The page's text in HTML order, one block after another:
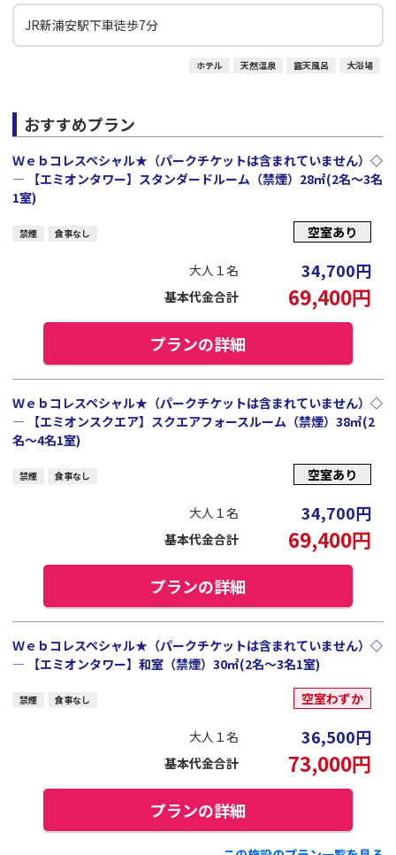
JR新浦安駅下車徒歩7分
ホテル 天然温泉 露天風呂 大浴場
おすすめプラン
Ｗｅｂコレスペシャル★（パークチケットは含まれていません）◇
― 【エミオンタワー】スタンダードルーム（禁煙）28㎡(2名～3名
1室)
禁煙 食事なし 空室あり
大人１名 34,700円
基本代金合計 69,400円
プランの詳細
Ｗｅｂコレスペシャル★（パークチケットは含まれていません）◇
― 【エミオンスクエア】スクエアフォースルーム（禁煙）38㎡(2
名～4名1室)
禁煙 食事なし 空室あり
大人１名 34,700円
基本代金合計 69,400円
プランの詳細
Ｗｅｂコレスペシャル★（パークチケットは含まれていません）◇
― 【エミオンタワー】和室（禁煙）30㎡(2名～3名1室)
禁煙 食事なし 空室わずか
大人１名 36,500円
基本代金合計 73,000円
プランの詳細